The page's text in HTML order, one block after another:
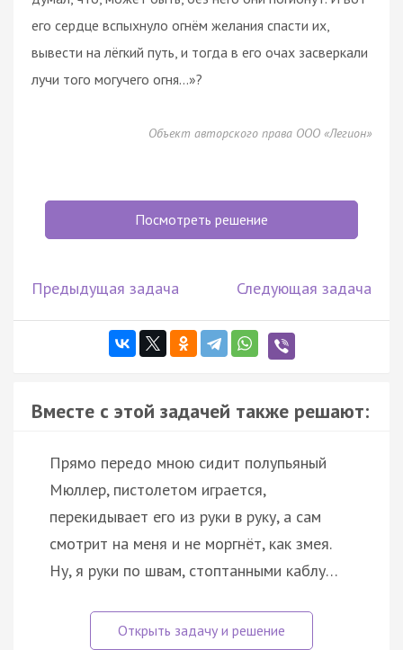
его сердце вспыхнуло огнём желания спасти их,
вывести на лёгкий путь, и тогда в его очах засверкали
лучи того могучего огня…»?
Объект авторского права ООО «Легион»
Посмотреть решение
Предыдущая задача Следующая задача
Вместе с этой задачей также решают:
Прямо передо мною сидит полупьяный
Мюллер, пистолетом играется,
перекидывает его из руки в руку, а сам
смотрит на меня и не моргнёт, как змея.
Ну, я руки по швам, стоптанными каблу…